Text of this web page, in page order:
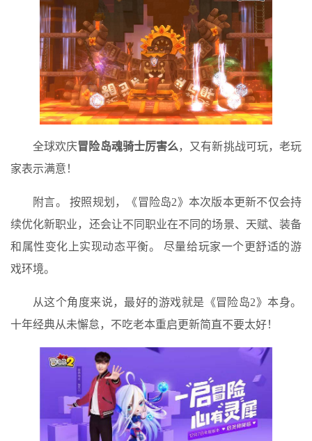
全球欢庆冒险岛魂骑士厉害么，又有新挑战可玩，老玩
家表示满意！
附言。 按照规划，《冒险岛2》本次版本更新不仅会持
续优化新职业，还会让不同职业在不同的场景、天赋、装备
和属性变化上实现动态平衡。 尽量给玩家一个更舒适的游
戏环境。
从这个角度来说，最好的游戏就是《冒险岛2》本身。
十年经典从未懈怠，不吃老本重启更新简直不要太好！